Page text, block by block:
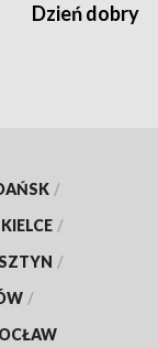
Dzień dobry
/
KIELCE /
/
/